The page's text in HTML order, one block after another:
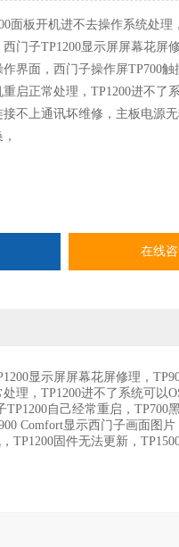
面板开机进不去操作系统处理
门子TP1200显示屏屏幕花屏
界面，西门子操作屏TP700触
启正常处理，TP1200进不了
不上通讯坏维修，主板电源
在线
显示屏屏幕花屏修理，
理，TP1200进不了系统可以
自己经常重启，TP700
Comfort显示西门子画面图
TP1200固件无法更新，